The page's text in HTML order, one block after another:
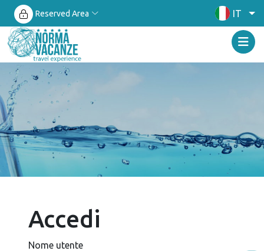
Reserved Area IT
Accedi
Nome utente